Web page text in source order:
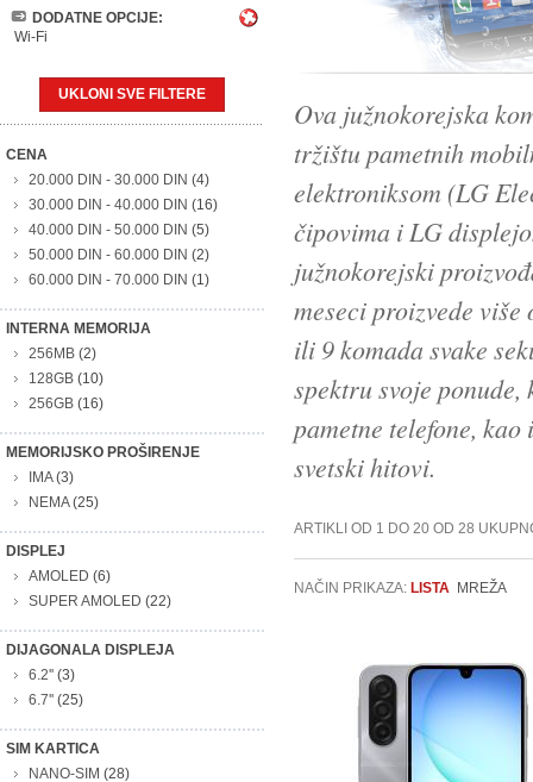
DODATNE OPCIJE:
Wi-Fi
UKLONI SVE FILTERE
CENA
20.000 DIN - 30.000 DIN (4)
30.000 DIN - 40.000 DIN (16)
40.000 DIN - 50.000 DIN (5)
50.000 DIN - 60.000 DIN (2)
60.000 DIN - 70.000 DIN (1)
INTERNA MEMORIJA
256MB (2)
128GB (10)
256GB (16)
MEMORIJSKO PROŠIRENJE
IMA(3)
NEMA(25)
DISPLEJ
AMOLED (6)
SUPER AMOLED (22)
DIJAGONALA DISPLEJA
6.2'' (3)
6.7'' (25)
SIM KARTICA
NANO-SIM (28)
Ova južnokorejska
tržištu pametnih
elektroniksom (LG
čipovima i LG
južnokorejski
meseci proizvede
ili 9 komada svake
spektru svoje
pametne telefone,
svetski hitovi.
ARTIKLI OD 1 DO 20 OD 28
NAČIN PRIKAZA: LISTA MREŽA